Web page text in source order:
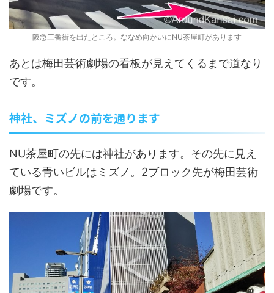
阪急三番街を出たところ。ななめ向かいにNU茶屋町があります
あとは梅田芸術劇場の看板が見えてくるまで道なり
です。
神社、ミズノの前を通ります
NU茶屋町の先には神社があります。その先に見え
ている青いビルはミズノ。2ブロック先が梅田芸術
劇場です。